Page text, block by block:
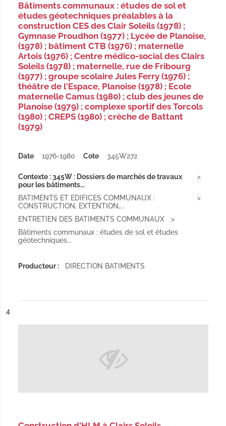
Bâtiments communaux : études de sol et
études géotechniques préalables à la
construction CES des Clair Soleils (1978) ;
Gymnase Proudhon (1977) ; Lycée de Planoise,
(1978) ; bâtiment CTB (1976) ; maternelle
Artois (1976) ; Centre médico-social des Clairs
Soleils (1978) ; maternelle, rue de Fribourg
(1977) ; groupe scolaire Jules Ferry (1976) ;
théâtre de l'Espace, Planoise (1978) ; Ecole
maternelle Camus (1980) ; club des jeunes de
Planoise (1979) ; complexe sportif des Torcols
(1980) ; CREPS (1980) ; crèche de Battant
(1979)
Date 1976-1980 Cote 345W272
Contexte : 345W : Dossiers de marchés de travaux
pour les bâtiments...
BATIMENTS ET EDIFICES COMMUNAUX :
CONSTRUCTION, EXTENTION,...
ENTRETIEN DES BATIMENTS COMMUNAUX
Bâtiments communaux : études de sol et études
géotechniques...
Producteur : DIRECTION BATIMENTS
n°
4